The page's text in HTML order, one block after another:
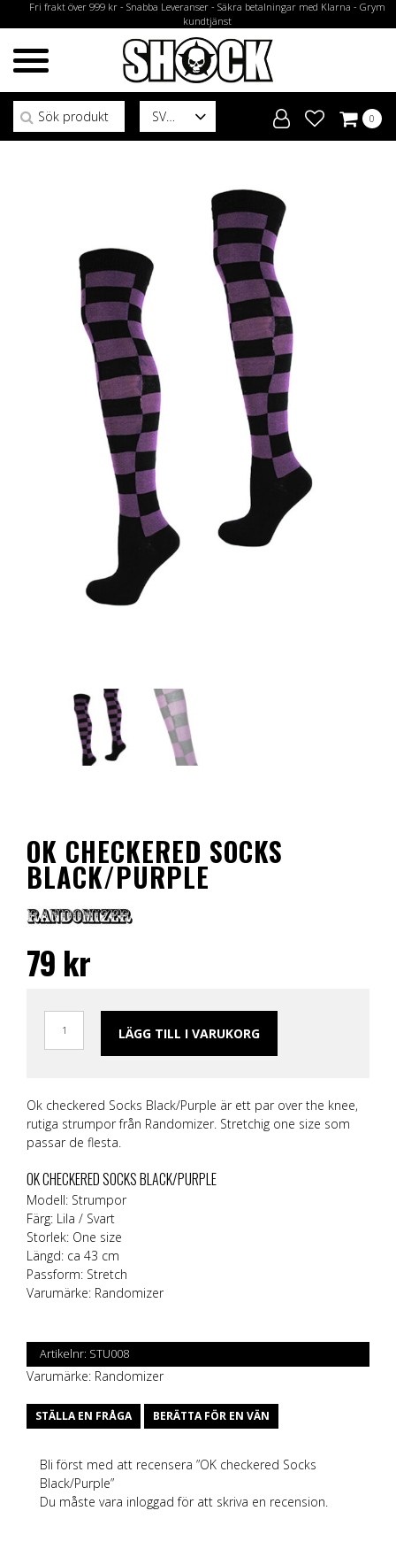
Fri frakt över 999 kr - Snabba Leveranser - Säkra betalningar med Klarna - Grym
kundtjänst
SV
Sök efter:
0
OK CHECKERED SOCKS
BLACK/PURPLE
79 kr
LÄGG TILL I VARUKORG
Ok checkered Socks Black/Purple är ett par over the knee,
rutiga strumpor från Randomizer. Stretchig one size som
passar de flesta.
OK CHECKERED SOCKS BLACK/PURPLE
Modell: Strumpor
Färg: Lila / Svart
Storlek: One size
Längd: ca 43 cm
Passform: Stretch
Varumärke: Randomizer
Artikelnr: STU008
Varumärke: Randomizer
STÄLLA EN FRÅGA BERÄTTA FÖR EN VÄN
Bli först med att recensera ”OK checkered Socks
Black/Purple”
Du måste vara inloggad för att skriva en recension.